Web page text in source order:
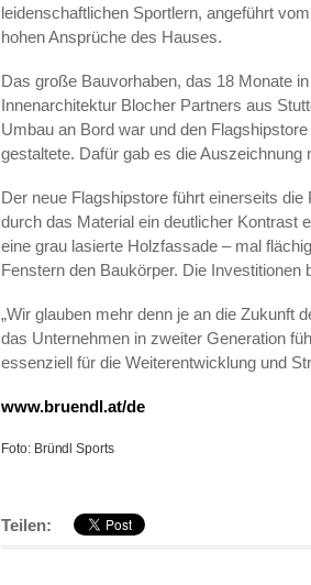
leidenschaftlichen Sportlern, angeführt
hohen Ansprüche des Hauses.
Das große Bauvorhaben, das 18 Monate
Innenarchitektur Blocher Partners aus
Umbau an Bord war und den
gestaltete. Dafür gab es die Auszeichnung
Der neue Flagshipstore führt einerseits
durch das Material ein deutlicher Kontrast
eine grau lasierte Holzfassade – mal
Fenstern den Baukörper. Die
„Wir glauben mehr denn je an die Zukunft
das Unternehmen in zweiter Generation
essenziell für die Weiterentwicklung und
www.bruendl.at/de
Foto: Bründl Sports
Teilen: